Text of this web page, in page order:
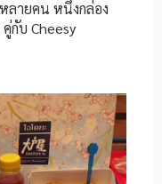
ลายคน หนึ่งกล่อง
กับ Cheesy